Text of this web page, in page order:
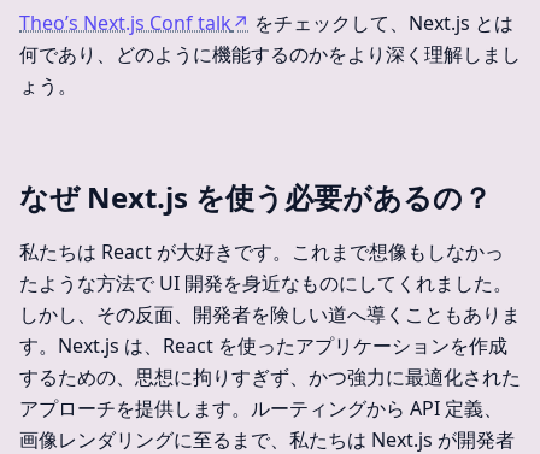
Theo’s Next.js Conf talk↗ をチェックして、Next.js とは
何であり、どのように機能するのかをより深く理解しまし
ょう。
なぜ Next.js を使う必要があるの？
私たちは React が大好きです。これまで想像もしなかっ
たような方法で UI 開発を身近なものにしてくれました。
しかし、その反面、開発者を険しい道へ導くこともありま
す。Next.js は、React を使ったアプリケーションを作成
するための、思想に拘りすぎず、かつ強力に最適化された
アプローチを提供します。ルーティングから API 定義、
画像レンダリングに至るまで、私たちは Next.js が開発者